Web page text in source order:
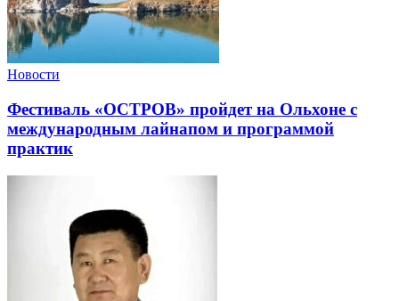
Новости
Фестиваль «ОСТРОВ» пройдет на Ольхоне с
международным лайнапом и программой
практик